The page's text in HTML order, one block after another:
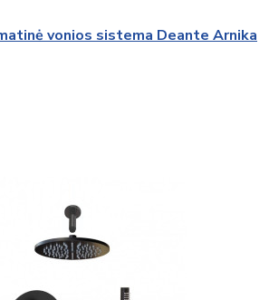
vonios sistema Deante Arnika